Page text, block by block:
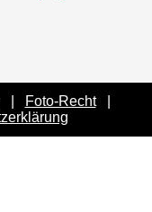
| Foto-Recht|